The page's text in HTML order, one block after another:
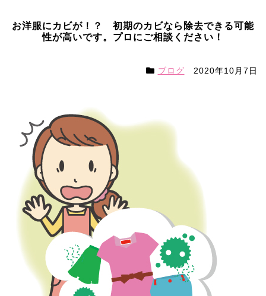
お洋服にカビが！？ 初期のカビなら除去できる可能
性が高いです。プロにご相談ください！
2020年10月7日
ブログ